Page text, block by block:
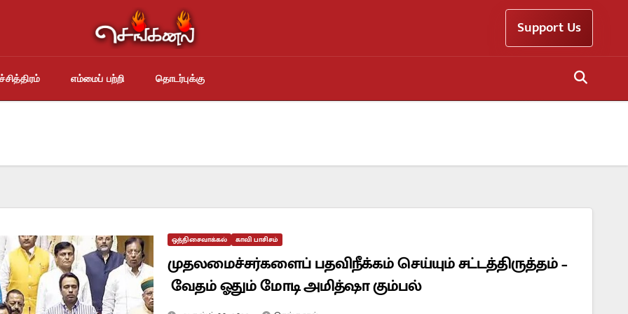
Support Us
எம்மைப் பற்றி தொடர்புக்கு
ஒத்திசைவாக்கல் காவி பாசிசம்
முதலமைச்சர்களைப் பதவிநீக்கம் செய்யும் சட்டத்திருத்தம் –
வேதம் ஓதும் மோடி அமித்ஷா கும்பல்